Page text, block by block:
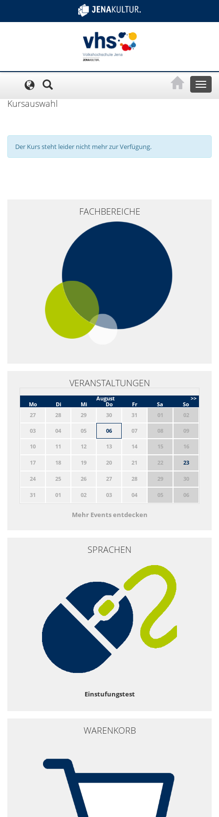
Toggle
Kursauswahl
Der Kurs steht leider nicht mehr zur Verfügung.
FACHBEREICHE
VERANSTALTUNGEN
>>
August
Mo
Di Mi Do Fr Sa
So
27
28 29 30 31 01 02
03 04 05 06 07 08 09
10 11 12 13 14 15 16
17 18 19 20 21 22 23
24 25 26 27 28 29 30
31 01 02 03 04 05 06
Mehr Events entdecken
SPRACHEN
Einstufungstest
WARENKORB